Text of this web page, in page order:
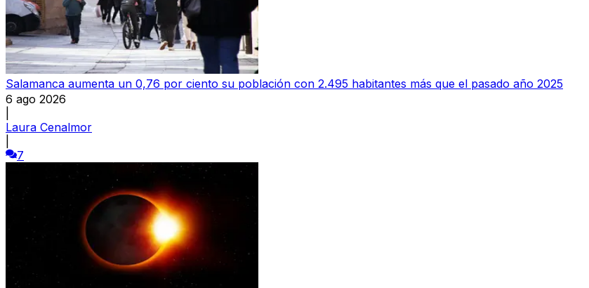
Salamanca aumenta un 0,76 por ciento su población con 2.495 habitantes más que el pasado año 2025
6 ago 2026
Laura Cenalmor
7